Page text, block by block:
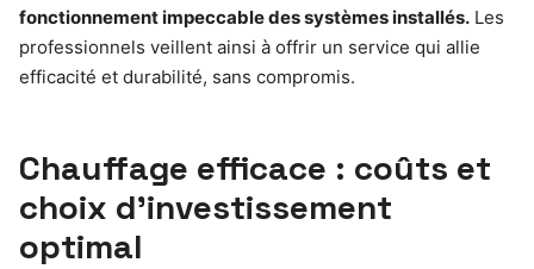
fonctionnement impeccable des systèmes installés. Les
professionnels veillent ainsi à offrir un service qui allie
efficacité et durabilité, sans compromis.
Chauffage efficace : coûts et
choix d’investissement
optimal